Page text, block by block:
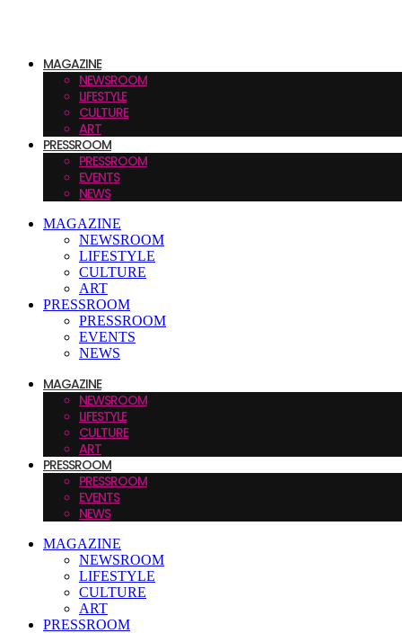
MAGAZINE
NEWSROOM
LIFESTYLE
CULTURE
ART
PRESSROOM
PRESSROOM
EVENTS
NEWS
MAGAZINE
NEWSROOM
LIFESTYLE
CULTURE
ART
PRESSROOM
PRESSROOM
EVENTS
NEWS
MAGAZINE
NEWSROOM
LIFESTYLE
CULTURE
ART
PRESSROOM
PRESSROOM
EVENTS
NEWS
MAGAZINE
NEWSROOM
LIFESTYLE
CULTURE
ART
PRESSROOM